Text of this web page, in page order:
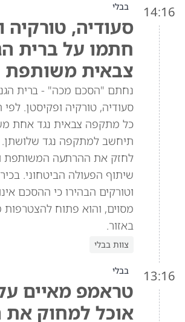
14:16 בבלי
סעודיה, טורקיה
חתמו על ברית
צבאית משותפת
נחתם "הסכם מכה" - ברית
סעודיה, טורקיה ופקיסטן.
כל מתקפה צבאית נגד אחת
תיחשב למתקפה נגד
לחזק את ההרתעה המשותפת
שיתוף הפעולה הביטחוני.
וטורקים הבהירו כי ההסכם
מסוים, והוא פתוח להצטרפות
באזור.
צוות בבלי
13:16 בבלי
טראמפ מאיים
אוכל למחוק את